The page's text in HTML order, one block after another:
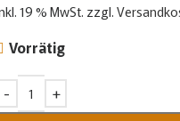
19 % MwSt. zzgl.
Vorrätig